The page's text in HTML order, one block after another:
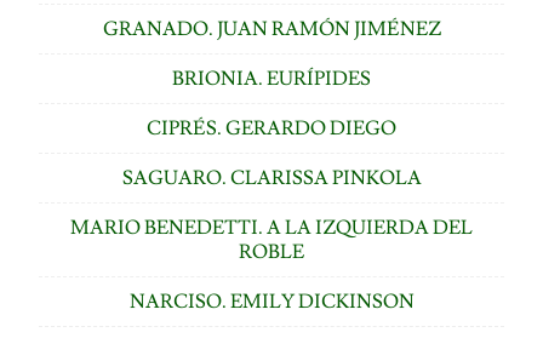
GRANADO. JUAN RAMÓN JIMÉNEZ
BRIONIA. EURÍPIDES
CIPRÉS. GERARDO DIEGO
SAGUARO. CLARISSA PINKOLA
MARIO BENEDETTI. A LA IZQUIERDA DEL
ROBLE
NARCISO. EMILY DICKINSON